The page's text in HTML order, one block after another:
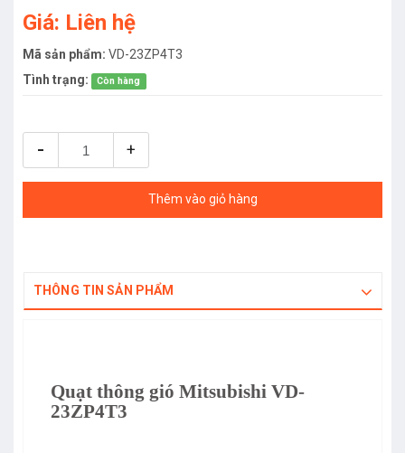
Giá: Liên hệ
Mã sản phẩm: VD-23ZP4T3
Tình trạng:
Còn hàng
- +
Thêm vào giỏ hàng
THÔNG TIN SẢN PHẨM
Quạt thông gió Mitsubishi VD-
23ZP4T3